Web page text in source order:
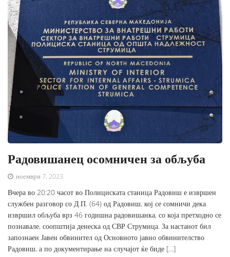
Радовишанец осомничен за обљуба
ноември 7, 2023
Вчера во 20:20 часот во Полициската станица Радовиш е извршен
службен разговор со Д.П. (64) од Радовиш, кој се сомничи дека
извршил обљуба врз 46 годишна радовишанка, со која претходно се
познавале, соопштија денеска од СВР Струмица. За настанот бил
запознаен Јавен обвинител од Основното јавно обвинителство
Радовиш, а по документирање на случајот ќе биде […]